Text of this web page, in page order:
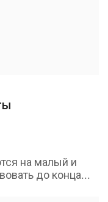
на малый и
до конца...